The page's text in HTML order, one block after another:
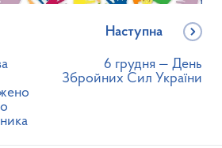
Наступна
6 грудня — День
Збройних Сил України